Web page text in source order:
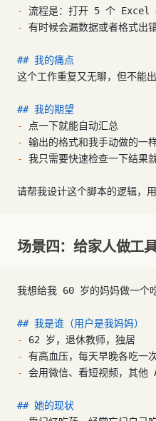
-
流程是：打开 5 个 Excel
-
有时候会漏数据或者格式出
## 我的痛点
这个工作重复又无聊，但不能
## 我的期望
-
点一下就能自动汇总
-
输出的格式和我手动做的一
-
我只需要快速检查一下结果
请帮我设计这个脚本的逻辑，
场景四：给家人做工
我想给我 60 岁的妈妈做一个
## 我是谁（用户是我妈妈）
-
62 岁，退休教师，独居
-
有高血压，每天早晚各吃一
-
会用微信、看短视频，其他
## 她的现状